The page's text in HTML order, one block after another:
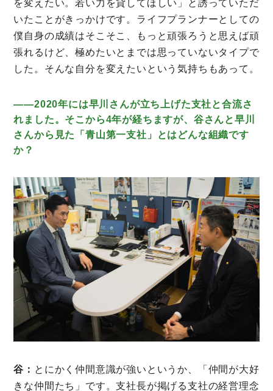
を変えたい。若い力を貸してほしい」と誘っていただ
いたことがきっかけです。ライフプランナーとしての
僕自身の成績はそこそこ、もっと頑張ろうと思えば頑
張れるけど、極めたいとまでは思っていないタイプで
した。そんな自分を変えたいという気持ちもあって。
――2020年には早川さんが立ち上げた支社と合流さ
れました。そこから4年が経ちますが、谷さんと早川
さんから見た「青山第一支社」とはどんな組織です
か？
谷： とにかく仲間意識が強いというか、「仲間が大好
きな仲間たち」です。支社長が掲げる支社の経営理念